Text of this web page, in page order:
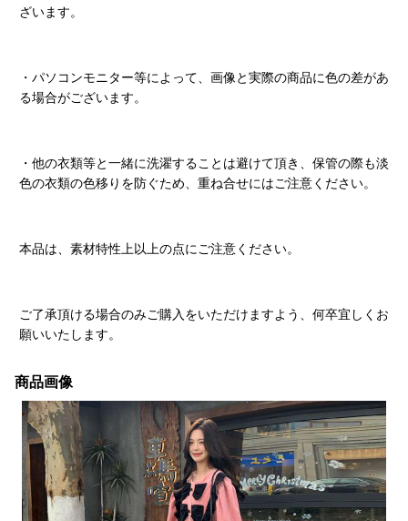
ざいます。
・パソコンモニター等によって、画像と実際の商品に色の差があ
る場合がございます。
・他の衣類等と一緒に洗濯することは避けて頂き、保管の際も淡
色の衣類の色移りを防ぐため、重ね合せにはご注意ください。
本品は、素材特性上以上の点にご注意ください。
ご了承頂ける場合のみご購入をいただけますよう、何卒宜しくお
願いいたします。
商品画像